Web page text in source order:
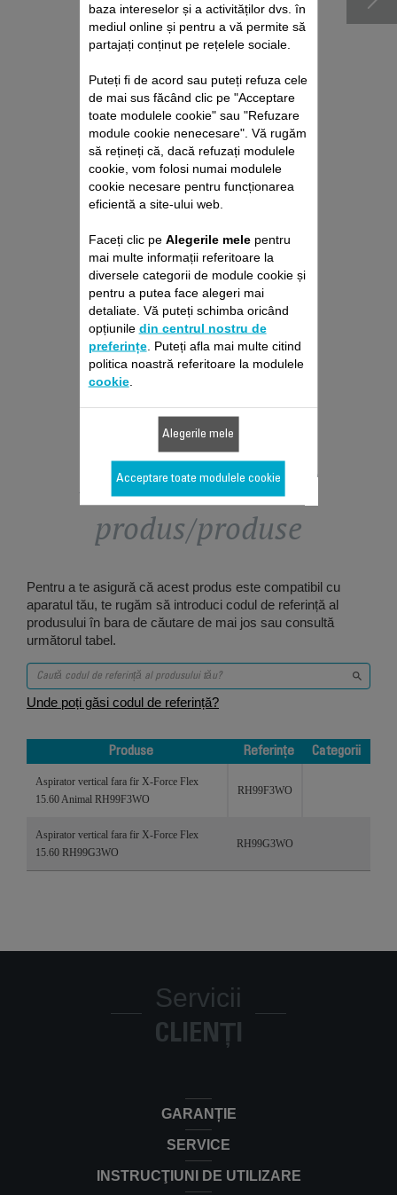
PACHET DE REPARAȚII
ASPIRATOR VERTICAL
Fără deviz, fără surprize
Prelungire cu 6 luni a garanției!
429,00 RON
Adaugă în coş
Proiectat pentru 2
produs/produse
Pentru a te asigură că acest produs este compatibil cu
aparatul tău, te rugăm să introduci codul de referință al
produsului în bara de căutare de mai jos sau consultă
următorul tabel.
Unde poți găsi codul de referință?
Produse Referințe
Categorii
Aspirator vertical fara fir X-Force Flex
15.60 Animal RH99F3WO
RH99F3WO
Aspirator vertical fara fir X-Force Flex
15.60 RH99G3WO
RH99G3WO
Servicii
CLIENȚI
GARANȚIE
SERVICE
INSTRUCŢIUNI DE UTILIZARE
baza intereselor și a activităților dvs. în
mediul online și pentru a vă permite să
partajați conținut pe rețelele sociale.
Puteți fi de acord sau puteți refuza cele
de mai sus făcând clic pe "Acceptare
toate modulele cookie" sau "Refuzare
module cookie nenecesare". Vă rugăm
să rețineți că, dacă refuzați modulele
cookie, vom folosi numai modulele
cookie necesare pentru funcționarea
eficientă a site-ului web.
Faceți clic pe Alegerile melepentru
mai multe informații referitoare la
diversele categorii de module cookie și
pentru a putea face alegeri mai
detaliate. Vă puteți schimba oricând
opțiunile din centrul nostru de
preferințe. Puteți afla mai multe citind
politica noastră referitoare la modulele
cookie.
Alegerile mele
Acceptare toate modulele cookie